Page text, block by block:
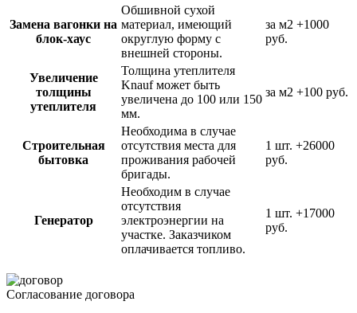
Замена вагонки на
блок-хаус
Обшивной сухой
материал, имеющий
округлую форму с
внешней стороны.
за м2 +1000
руб.
Увеличение
толщины
утеплителя
Толщина утеплителя
Knauf может быть
увеличена до 100 или 150
мм.
за м2 +100 руб.
Строительная
бытовка
Необходима в случае
отсутствия места для
проживания рабочей
бригады.
1 шт. +26000
руб.
Генератор
Необходим в случае
отсутствия
электроэнергии на
участке. Заказчиком
оплачивается топливо.
1 шт. +17000
руб.
Согласование договора